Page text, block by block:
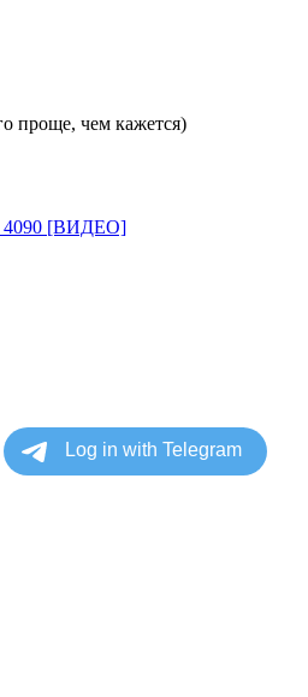
проще, чем кажется)
4090 [ВИДЕО]